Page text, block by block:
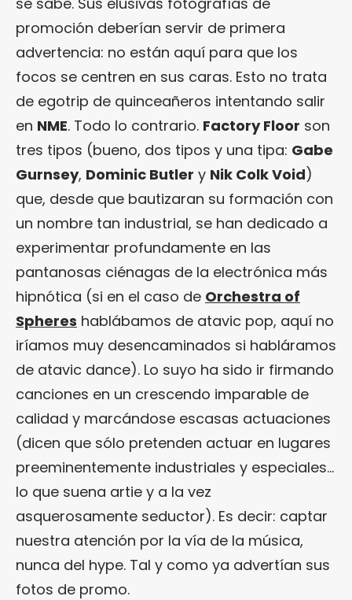
promoción deberían servir de primera
advertencia: no están aquí para que los
focos se centren en sus caras. Esto no trata
de egotrip de quinceañeros intentando salir
en NME. Todo lo contrario. Factory Floor son
tres tipos (bueno, dos tipos y una tipa: Gabe
Gurnsey, Dominic Butler y Nik Colk Void)
que, desde que bautizaran su formación con
un nombre tan industrial, se han dedicado a
experimentar profundamente en las
pantanosas ciénagas de la electrónica más
hipnótica (si en el caso de Orchestra of
Spheres hablábamos de atavic pop, aquí no
iríamos muy desencaminados si habláramos
de atavic dance). Lo suyo ha sido ir firmando
canciones en un crescendo imparable de
calidad y marcándose escasas actuaciones
(dicen que sólo pretenden actuar en lugares
preeminentemente industriales y especiales…
lo que suena artie y a la vez
asquerosamente seductor). Es decir: captar
nuestra atención por la vía de la música,
nunca del hype. Tal y como ya advertían sus
fotos de promo.